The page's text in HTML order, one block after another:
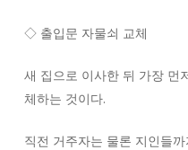
◇ 출입문 자물쇠 교체
새 집으로 이사한 뒤 가장 먼
체하는 것이다.
직전 거주자는 물론 지인들